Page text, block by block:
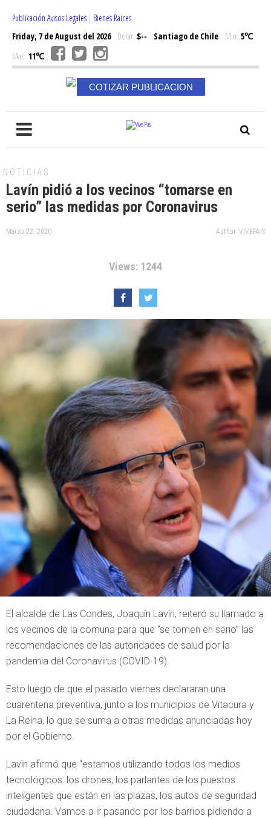
Publicación Avisos Legales | Bienes Raices
Friday, 7 de August del 2026Dólar: $-- Santiago de Chile Min: 5℃
Max: 11℃
COTIZAR PUBLICACION
NOTICIAS
Lavín pidió a los vecinos “tomarse en
serio” las medidas por Coronavirus
Marzo 22, 2020 Author: VIVEPAIS
Views: 1244
El alcalde de Las Condes, Joaquín Lavín, reiteró su llamado a
los vecinos de la comuna para que “se tomen en serio” las
recomendaciones de las autoridades de salud por la
pandemia del Coronavirus (COVID-19).
Esto luego de que el pasado viernes declararan una
cuarentena preventiva, junto a los municipios de Vitacura y
La Reina, lo que se suma a otras medidas anunciadas hoy
por el Gobierno.
Lavín afirmó que “estamos utilizando todos los medios
tecnológicos: los drones, los parlantes de los puestos
inteligentes que están en las plazas, los autos de seguridad
ciudadana. Vamos a ir pasando por los barrios pidiendo a